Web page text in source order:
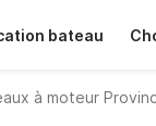
bateau
à moteur